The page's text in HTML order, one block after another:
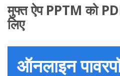
मुफ्त ऐप PPTM को
लिए